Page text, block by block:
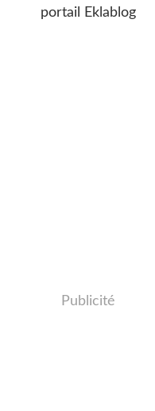
portail Eklablog
Publicité